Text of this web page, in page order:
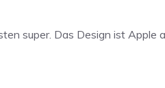
super. Das Design ist Apple